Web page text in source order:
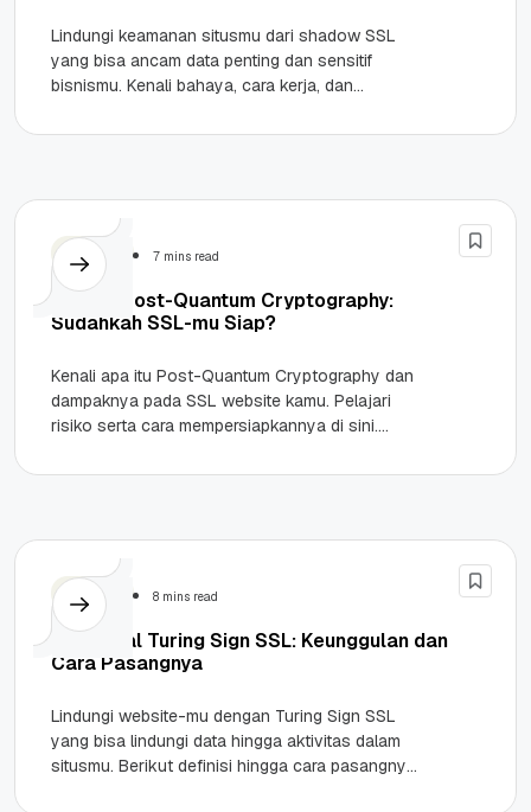
Lindungi keamanan situsmu dari shadow SSL
yang bisa ancam data penting dan sensitif
bisnismu. Kenali bahaya, cara kerja, dan
Shadow...
Security 7 mins read
Hadapi Post-Quantum Cryptography:
Sudahkah SSL-mu Siap?
Kenali apa itu Post-Quantum Cryptography dan
dampaknya pada SSL website kamu. Pelajari
risiko serta cara mempersiapkannya di sini.
adalah sistem keamanan...
Security 8 mins read
Mengenal Turing Sign SSL: Keunggulan dan
Cara Pasangnya
Lindungi website-mu dengan Turing Sign SSL
yang bisa lindungi data hingga aktivitas dalam
situsmu. Berikut definisi hingga cara pasangnya!